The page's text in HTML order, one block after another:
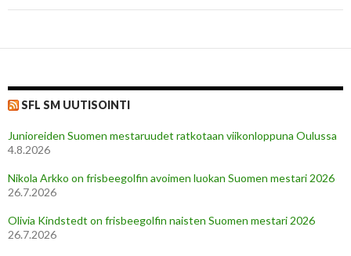
SFL SM UUTISOINTI
Junioreiden Suomen mestaruudet ratkotaan viikonloppuna Oulussa
4.8.2026
Nikola Arkko on frisbeegolfin avoimen luokan Suomen mestari 2026
26.7.2026
Olivia Kindstedt on frisbeegolfin naisten Suomen mestari 2026
26.7.2026